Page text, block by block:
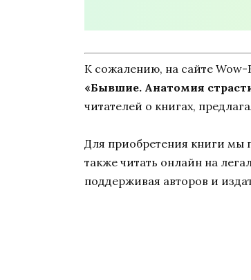
К сожалению, на сайте
«Бывшие. Анатомия
читателей о книгах,
Для приобретения книги мы
также читать онлайн на
поддерживая авторов и